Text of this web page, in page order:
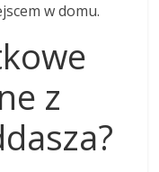
w domu.
z